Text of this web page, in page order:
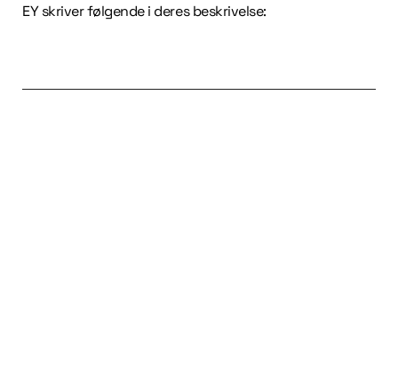
EY skriver følgende i deres beskrivelse: